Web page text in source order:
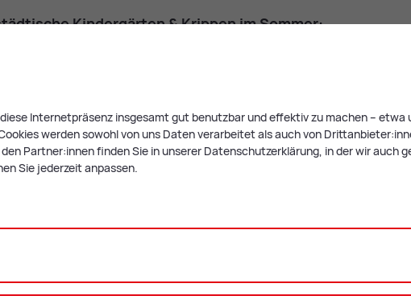
Kin­der­gär­ten & Krip­pen im Som­mer:
Uhr)
Uhr)
77,27
Euro
97,34
Euro
Euro
4,05
Euro
4,05
Euro
Abrechnung
Internetpräsenz insgesamt gut benutzbar und effektiv zu machen –
werden sowohl von uns Daten verarbeitet als auch von
Partner:innen finden Sie in unserer Datenschutzerklärung, in der wir auch
Sie jederzeit anpassen.